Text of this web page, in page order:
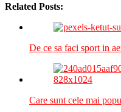
Related Posts:
De ce sa faci sport in
Care sunt cele mai